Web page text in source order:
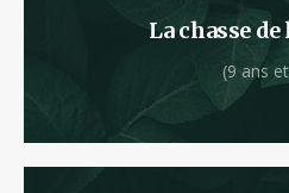
La chasse
(9 ans